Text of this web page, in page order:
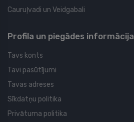
Cauruļvadi un Veidgabali
Profila un piegādes informācija
Tavs konts
Tavi pasūtījumi
Tavas adreses
Sīkdatņu politika
Privātuma politika